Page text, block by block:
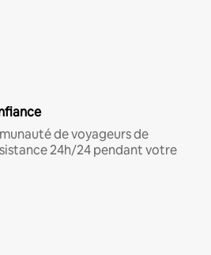
de voyageurs de
24h/24 pendant votre